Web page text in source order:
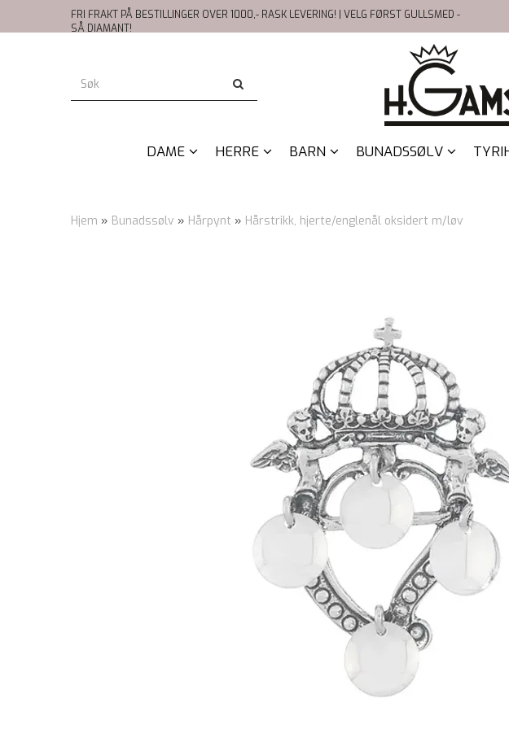
FRI FRAKT PÅ BESTILLINGER OVER 1000,- RASK LEVERING! | VELG FØRST GULLSMED -
SÅ DIAMANT!
DAME HERRE BARN BUNADSSØLV
Hjem » Bunadssølv » Hårpynt » Hårstrikk, hjerte/englenål oksidert m/løv